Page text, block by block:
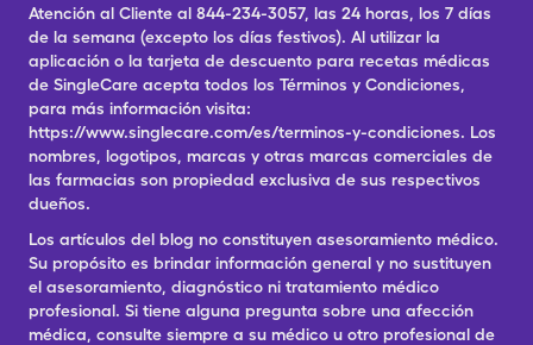
Atención al Cliente al 844-234-3057, las 24 horas, los 7 días
de la semana (excepto los días festivos). Al utilizar la
aplicación o la tarjeta de descuento para recetas médicas
de SingleCare acepta todos los Términos y Condiciones,
para más información visita:
https://www.singlecare.com/es/terminos-y-condiciones. Los
nombres, logotipos, marcas y otras marcas comerciales de
las farmacias son propiedad exclusiva de sus respectivos
dueños.
Los artículos del blog no constituyen asesoramiento médico.
Su propósito es brindar información general y no sustituyen
el asesoramiento, diagnóstico ni tratamiento médico
profesional. Si tiene alguna pregunta sobre una afección
médica, consulte siempre a su médico u otro profesional de